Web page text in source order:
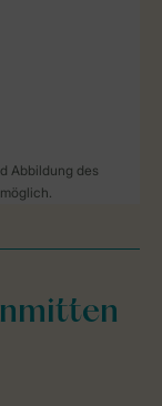
Abbildung des